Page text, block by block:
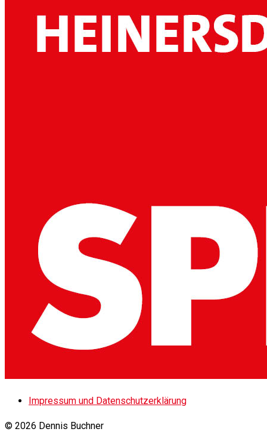
Impressum und Datenschutzerklärung
© 2026 Dennis Buchner